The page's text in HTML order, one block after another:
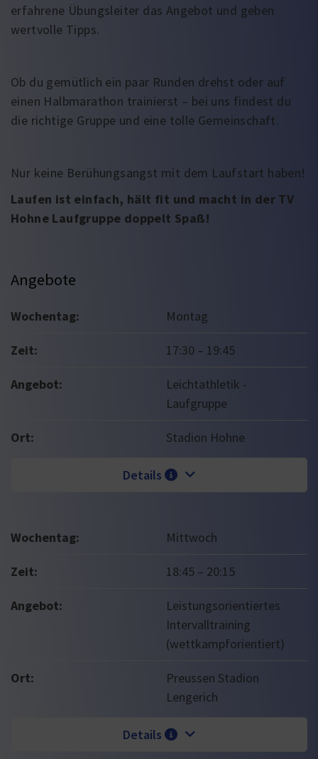
erfahrene Übungsleiter das Angebot und geben
wertvolle Tipps.
Ob du gemütlich ein paar Runden drehst oder auf
einen Halbmarathon trainierst – bei uns findest du
die richtige Gruppe und eine tolle Gemeinschaft.
Nur keine Berühungsangst mit dem Laufstart haben!
Laufen ist einfach, hält fit und macht in der TV
Hohne Laufgruppe doppelt Spaß!
Angebote
Wochentag: Montag
Zeit: 17:30 – 19:45
Angebot:
Leichtathletik -
Laufgruppe
Ort: Stadion Hohne
Details
Wochentag: Mittwoch
Zeit: 18:45 – 20:15
Angebot:
Leistungsorientiertes
Intervalltraining
(wettkampforientiert)
Ort:
Preussen Stadion
Lengerich
Details